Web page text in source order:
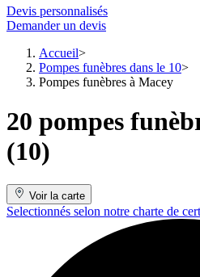
Devis personnalisés
Demander un devis
Accueil
Pompes funèbres dans le 10
Pompes funèbres à Macey
20 pompes
(10)
Voir la carte
Selectionnés selon notre charte de